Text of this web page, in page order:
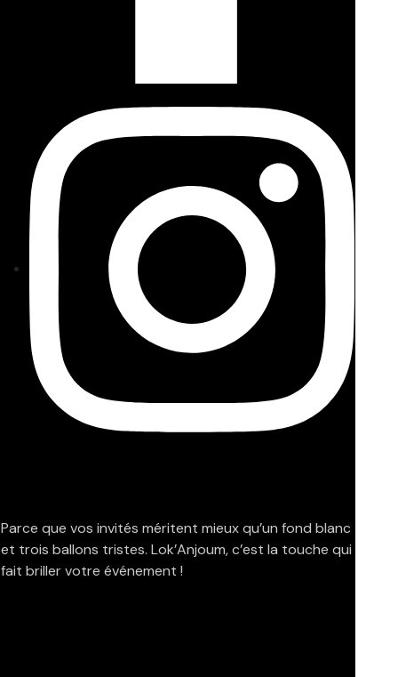
Parce que vos invités méritent mieux qu’un fond blanc
et trois ballons tristes. Lok’Anjoum, c’est la touche qui
fait briller votre événement !